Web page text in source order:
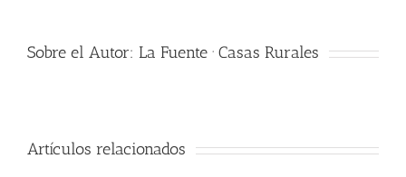
Sobre el Autor: La Fuente · Casas Rurales
Artículos relacionados